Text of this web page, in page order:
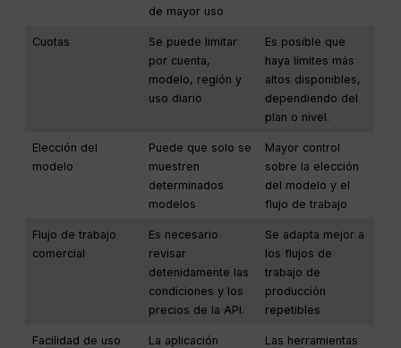
de mayor uso
Cuotas
Se puede limitar
por cuenta,
modelo, región y
uso diario
Es posible que
haya límites más
altos disponibles,
dependiendo del
plan o nivel.
Elección del
modelo
Puede que solo se
muestren
determinados
modelos
Mayor control
sobre la elección
del modelo y el
flujo de trabajo
Flujo de trabajo
comercial
Es necesario
revisar
detenidamente las
condiciones y los
precios de la API.
Se adapta mejor a
los flujos de
trabajo de
producción
repetibles
Facilidad de uso
La aplicación
Las herramientas